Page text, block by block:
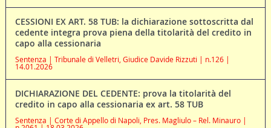
CESSIONI EX ART. 58 TUB: la dichiarazione sottoscritta dal
cedente integra prova piena della titolarità del credito in
capo alla cessionaria
Sentenza | Tribunale di Velletri, Giudice Davide Rizzuti | n.126 |
14.01.2026
DICHIARAZIONE DEL CEDENTE: prova la titolarità del
credito in capo alla cessionaria ex art. 58 TUB
Sentenza | Corte di Appello di Napoli, Pres. Magliulo – Rel. Minauro |